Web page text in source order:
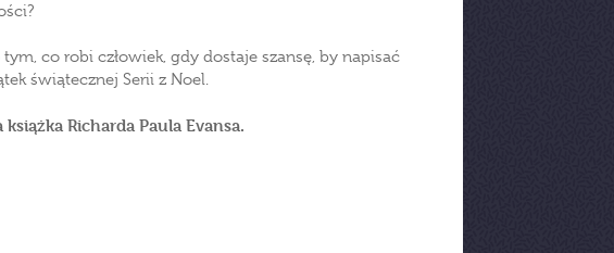
co robi człowiek, gdy dostaje szansę, by napisać
świątecznej Serii z Noel.
Richarda Paula Evansa.